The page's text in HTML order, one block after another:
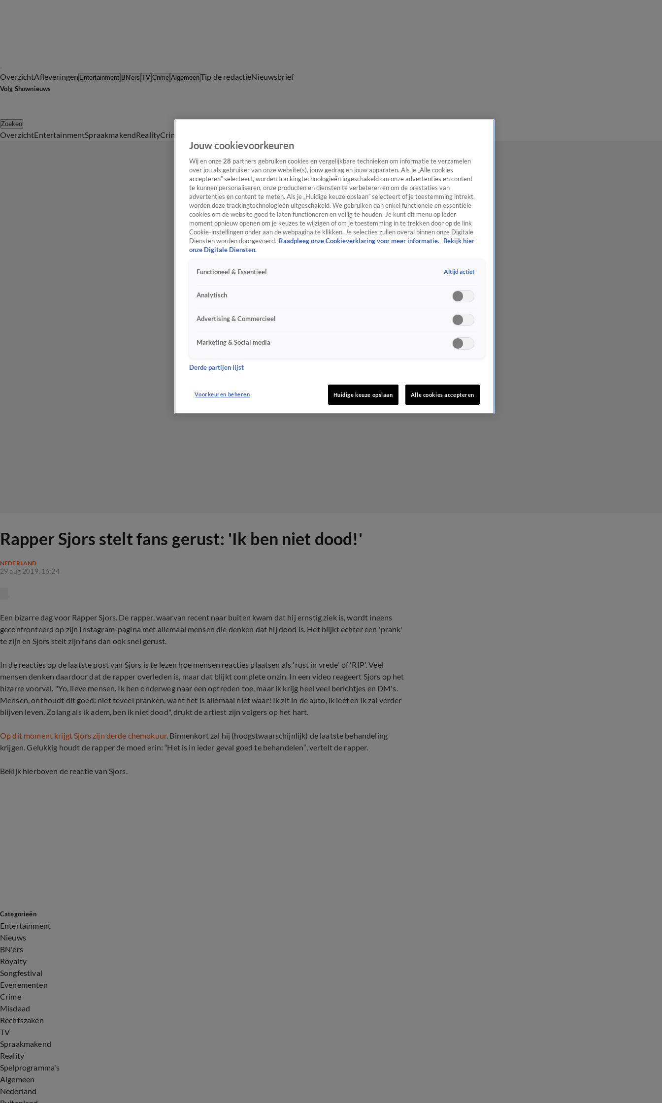
OverzichtAfleveringen Entertainment BN'ers TV Crime AlgemeenTip de redactieNieuwsbrief
Volg Shownieuws
Zoeken
OverzichtEntertainmentSpraakmakendRealityCrime
Rapper Sjors stelt fans gerust: 'Ik ben niet dood!'
NEDERLAND
29 aug 2019, 16:24
Een bizarre dag voor Rapper Sjors. De rapper, waarvan recent naar buiten kwam dat hij ernstig ziek is, wordt ineens
geconfronteerd op zijn Instagram-pagina met allemaal mensen die denken dat hij dood is. Het blijkt echter een 'prank'
te zijn en Sjors stelt zijn fans dan ook snel gerust.
In de reacties op de laatste post van Sjors is te lezen hoe mensen reacties plaatsen als 'rust in vrede' of 'RIP'. Veel
mensen denken daardoor dat de rapper overleden is, maar dat blijkt complete onzin. In een video reageert Sjors op het
bizarre voorval. "Yo, lieve mensen. Ik ben onderweg naar een optreden toe, maar ik krijg heel veel berichtjes en DM's.
Mensen, onthoudt dit goed: niet teveel pranken, want het is allemaal niet waar! Ik zit in de auto, ik leef en ik zal verder
blijven leven. Zolang als ik adem, ben ik niet dood", drukt de artiest zijn volgers op het hart.
Op dit moment krijgt Sjors zijn derde chemokuur. Binnenkort zal hij (hoogstwaarschijnlijk) de laatste behandeling
krijgen. Gelukkig houdt de rapper de moed erin: “Het is in ieder geval goed te behandelen”, vertelt de rapper.
Bekijk hierboven de reactie van Sjors.
Categorieën
Entertainment
Nieuws
BN'ers
Royalty
Songfestival
Evenementen
Crime
Misdaad
Rechtszaken
TV
Spraakmakend
Reality
Spelprogramma's
Algemeen
Nederland
Jouw cookievoorkeuren
Wij en onze 28 partners gebruiken cookies en vergelijkbare technieken om informatie te verzamelen
over jou als gebruiker van onze website(s), jouw gedrag en jouw apparaten. Als je „Alle cookies
accepteren” selecteert, worden trackingtechnologieën ingeschakeld om onze advertenties en content
te kunnen personaliseren, onze producten en diensten te verbeteren en om de prestaties van
advertenties en content te meten. Als je „Huidige keuze opslaan” selecteert of je toestemming intrekt,
worden deze trackingtechnologieën uitgeschakeld. We gebruiken dan enkel functionele en essentiële
cookies om de website goed te laten functioneren en veilig te houden. Je kunt dit menu op ieder
moment opnieuw openen om je keuzes te wijzigen of om je toestemming in te trekken door op de link
Cookie-instellingen onder aan de webpagina te klikken. Je selecties zullen overal binnen onze Digitale
Diensten worden doorgevoerd. Raadpleeg onze Cookieverklaring voor meer informatie.
Bekijk hier
onze Digitale Diensten.
Functioneel & Essentieel Altijd actief
Analytisch
Advertising & Commercieel
Marketing & Social media
Derde partijen lijst
Voorkeuren beheren Huidige keuze opslaan Alle cookies accepteren